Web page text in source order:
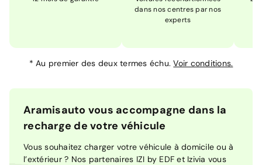
dans nos centres par nos
experts
*Au premier des deux termes échu.Voir conditions.
Aramisauto vous accompagne dans la
recharge de votre véhicule
Vous souhaitez charger votre véhicule à domicile ou à
l’extérieur ? Nos partenaires IZI by EDF et Izivia vous